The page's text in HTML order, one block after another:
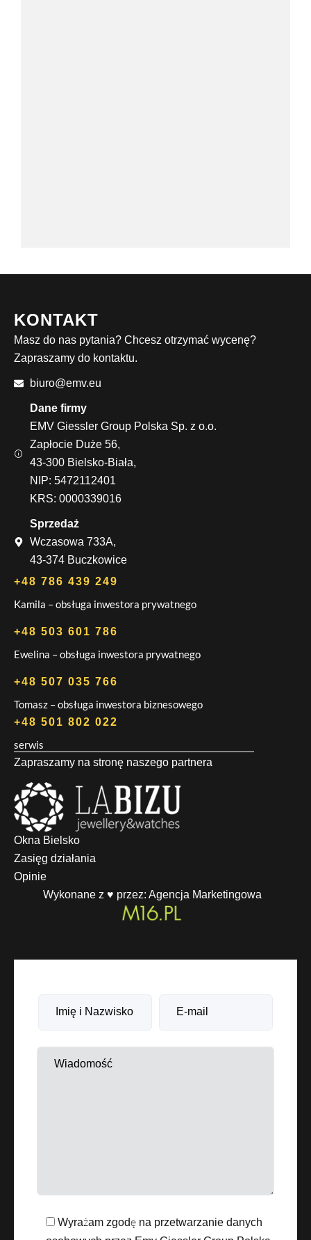
KONTAKT
Masz do nas pytania? Chcesz otrzymać wycenę?
Zapraszamy do kontaktu.
biuro@emv.eu
Dane firmy
EMV Giessler Group Polska Sp. z o.o.
Zapłocie Duże 56,
43-300 Bielsko-Biała,
NIP: 5472112401
KRS: 0000339016
Sprzedaż
Wczasowa 733A,
43-374 Buczkowice
+48 786 439 249
Kamila – obsługa inwestora prywatnego
+48 503 601 786
Ewelina – obsługa inwestora prywatnego
+48 507 035 766
Tomasz – obsługa inwestora biznesowego
+48 501 802 022
serwis
Zapraszamy na stronę naszego partnera
Okna Bielsko
Zasięg działania
Opinie
Wykonane z ♥ przez: Agencja Marketingowa
Wyrażam zgodę na przetwarzanie danych